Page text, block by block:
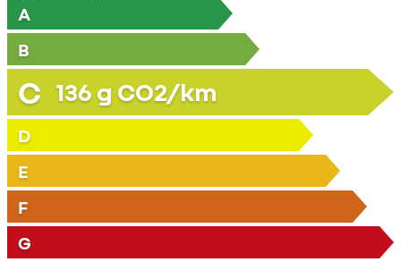
A
B
C 136 g CO2/km
D
E
F
G